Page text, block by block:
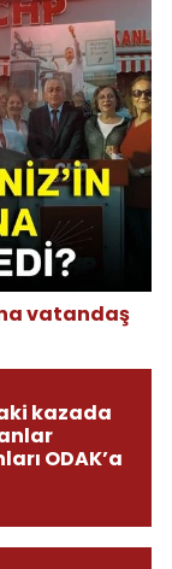
vatandaş
kazada
ODAK’a